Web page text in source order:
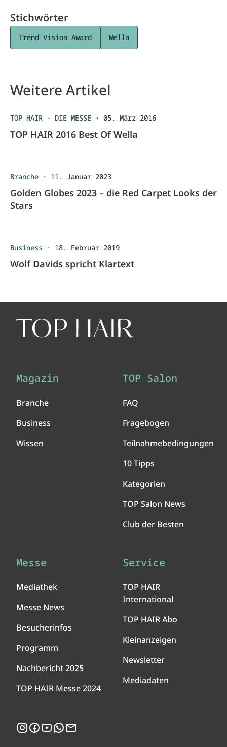
Stichwörter
Trend Vision Award Wella
Weitere Artikel
TOP HAIR - DIE MESSE · 05. März 2016
TOP HAIR 2016 Best Of Wella
Branche · 11. Januar 2023
Golden Globes 2023 – die Red Carpet Looks der
Stars
Business · 18. Februar 2019
Wolf Davids spricht Klartext
Magazin
Branche
Business
Wissen
TOP Salon
FAQ
Fragebogen
Teilnahmebedingungen
10 Tipps
Kategorien
TOP Salon News
Club der Besten
Messe
Mediathek
Messe News
Besucherinfos
Programm
Nachbericht 2025
TOP HAIR Messe 2024
Service
TOP HAIR
International
TOP HAIR Abo
Kleinanzeigen
Newsletter
Mediadaten
Instagram
Facebook
YouTubeWhatsApp